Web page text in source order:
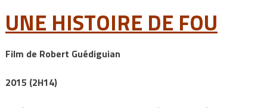
UNE HISTOIRE DE FOU
Film de Robert Guédiguian
2015 (2H14)